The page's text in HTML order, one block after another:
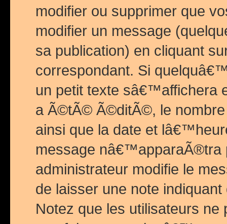
modifier ou supprimer que
modifier un message
sa publication) en cliquant
correspondant. Si
un petit texte sâ€™affichera
a Ã©tÃ© Ã©ditÃ©, le
ainsi que la date et
message nâ€™apparaÃ®tra
administrateur modifie le
de laisser une note
Notez que les utilisateurs